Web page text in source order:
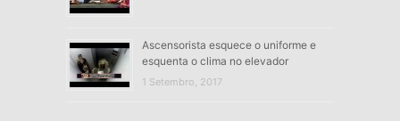
Ascensorista esquece o uniforme e
esquenta o clima no elevador
1 Setembro, 2017